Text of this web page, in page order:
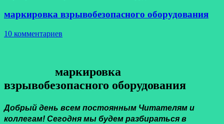
маркировка взрывобезопасного оборудования
10 комментариев
маркировка
взрывобезопасного оборудования
Добрый день всем постоянным Читателям и
коллегам! Сегодня мы будем разбираться в